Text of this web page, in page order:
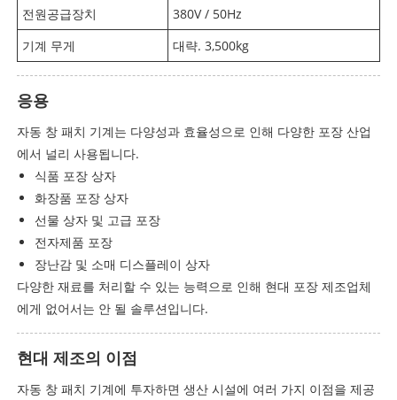
전원공급장치
380V / 50Hz
기계 무게
대략. 3,500kg
응용
자동 창 패치 기계는 다양성과 효율성으로 인해 다양한 포장 산업
에서 널리 사용됩니다.
식품 포장 상자
화장품 포장 상자
선물 상자 및 고급 포장
전자제품 포장
장난감 및 소매 디스플레이 상자
다양한 재료를 처리할 수 있는 능력으로 인해 현대 포장 제조업체
에게 없어서는 안 될 솔루션입니다.
현대 제조의 이점
자동 창 패치 기계에 투자하면 생산 시설에 여러 가지 이점을 제공